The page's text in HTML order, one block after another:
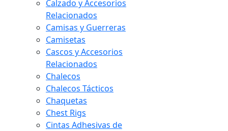
Calzado y Accesorios
Relacionados
Camisas y Guerreras
Camisetas
Cascos y Accesorios
Relacionados
Chalecos
Chalecos Tácticos
Chaquetas
Chest Rigs
Cintas Adhesivas de